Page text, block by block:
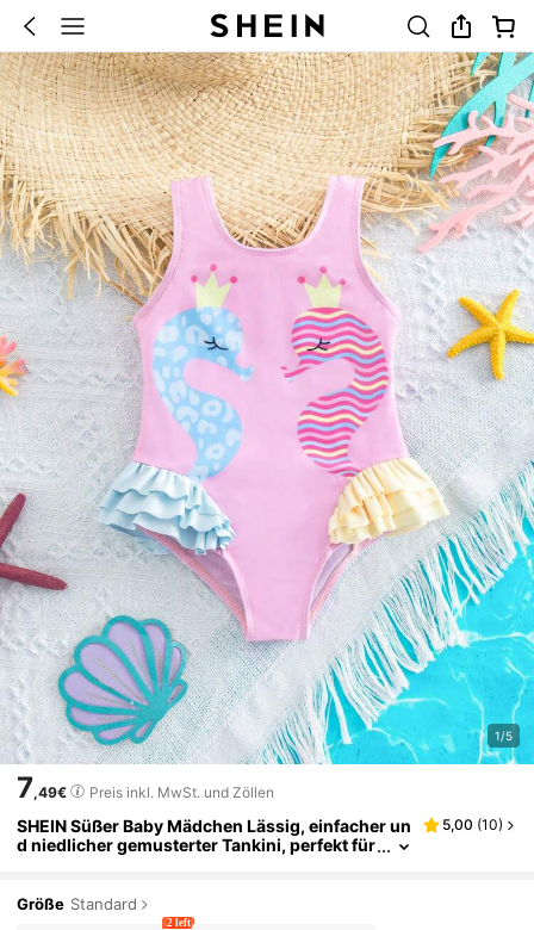
1/5
7,49€ Preis inkl. MwSt. und Zöllen
SHEIN Süßer Baby Mädchen Lässig, einfacher un
d niedlicher gemusterter Tankini, perfekt für
5,00 (10)
Größe Standard
2 left